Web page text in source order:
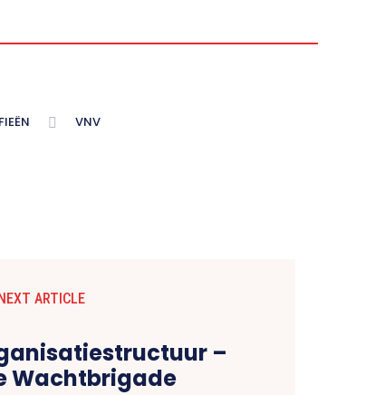
VNV
NEXT ARTICLE
–
Wachtbrigade